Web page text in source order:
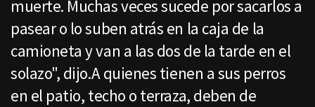
muerte. Muchas veces sucede por sacarlos a
pasear o lo suben atrás en la caja de la
camioneta y van a las dos de la tarde en el
solazo", dijo.A quienes tienen a sus perros
en el patio, techo o terraza, deben de